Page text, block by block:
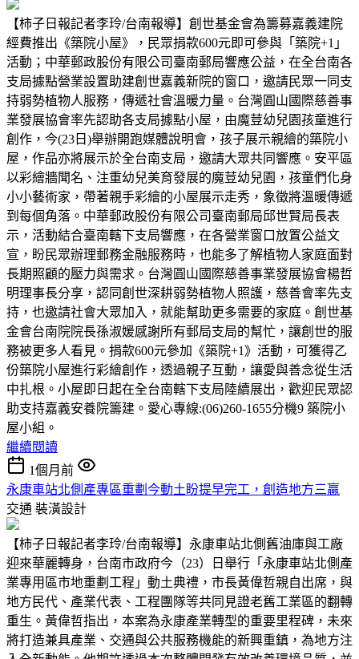
【柿子日報記者李玲/台南報導】創世基金會為籌募嘉義建院
經費推出《築院小屋》，民眾捐款600元即可參與「築院+1」
活動；中華郵政股份有限公司臺南郵局響應公益，在全台南各
支局據點營業設置助建創世嘉義新院的窗口，邀請民眾一同支
持弱勢植物人服務，傳遞社會溫暖力量。台灣圓山國際慈善事
業發展協會率先認助各支局據點小屋，由魔荳幼兒園孩童進行
創作，今(23日)舉辦開跑媒體說明會，孩子展示親繪的築院小
屋，作品亦將展示於全台南支局，邀請大眾共同響應。安平區
以彩繪牆聞名、注重幼兒美育發展的魔荳幼兒園，孩童們化身
小小藝術家，帶著親手彩繪的小屋展示走秀，象徵將溫暖傳遞
到每個角落。中華郵政股份有限公司臺南郵局邱世賢局長表
示，活動結合臺南轄下支局響應，在各營業窗口放置公益文
宣，盼民眾辦理郵務金融服務時，也能多了解植物人家庭面對
長期照顧的壓力與需求。台灣圓山國際慈善事業發展協會楊哲
明理事長分享，認同創世深耕弱勢植物人照護，慈善會率先支
持，也邀請社會大眾加入，就能幫助更多需要的家庭。創世基
金會台南院院長孫淑媛感謝所有郵局支局的幫忙，讓創世的服
務被更多人看見。捐款600元參加《築院+1》活動，可獲得乙
份築院小屋進行彩繪創作，透過親子互動，讓愛與善念從生活
中扎根。小屋即日起在全台南轄下支局陸續展出，歡迎民眾認
助支持嘉義安養院籌建。愛心專線:(06)260-1655分機9 築院小
屋小組。
繼續閱讀
1個月前
永康車站北側產專區重劃今動土盼提早完工，創造地方三贏
交通 裝潢設計
【柿子日報記者李玲/台南報導】永康車站北側舊油庫與工廠
迎來華麗轉身，台南市政府今（23）日舉行「永康車站北側產
業專用區市地重劃工程」動土典禮，市長黃偉哲親自出席，與
地方民代、產業代表、工程團隊等共同見證老舊工業區的翻轉
重生。黃偉哲指出，本案為永康產業轉型的重要里程碑，未來
將打造兼具產業、交通與公共服務機能的新興重鎮，為地方注